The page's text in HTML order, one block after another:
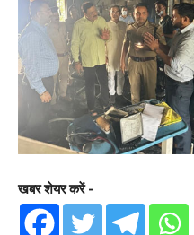
खबर शेयर करें -